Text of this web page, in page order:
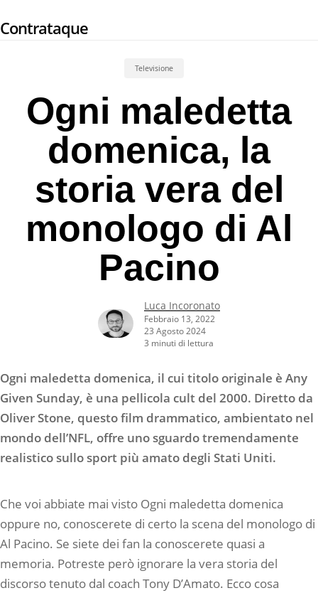
to
Contrataque
Televisione
Ogni maledetta
domenica, la
storia vera del
monologo di Al
Pacino
Luca Incoronato
Febbraio 13, 2022
23 Agosto 2024
3 minuti di lettura
Ogni maledetta domenica, il cui titolo originale è Any
Given Sunday, è una pellicola cult del 2000. Diretto da
Oliver Stone, questo film drammatico, ambientato nel
mondo dell’NFL, offre uno sguardo tremendamente
realistico sullo sport più amato degli Stati Uniti.
Che voi abbiate mai visto Ogni maledetta domenica
oppure no, conoscerete di certo la scena del monologo di
Al Pacino. Se siete dei fan la conoscerete quasi a
memoria. Potreste però ignorare la vera storia del
discorso tenuto dal coach Tony D’Amato. Ecco cosa